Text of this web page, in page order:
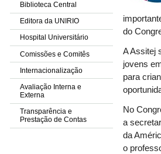
Biblioteca Central
Editora da UNIRIO
Hospital Universitário
Comissões e Comitês
Internacionalização
Avaliação Interna e
Externa
Transparência e
Prestação de Contas
do
A Assitej
jovens
para
No
a
da
o